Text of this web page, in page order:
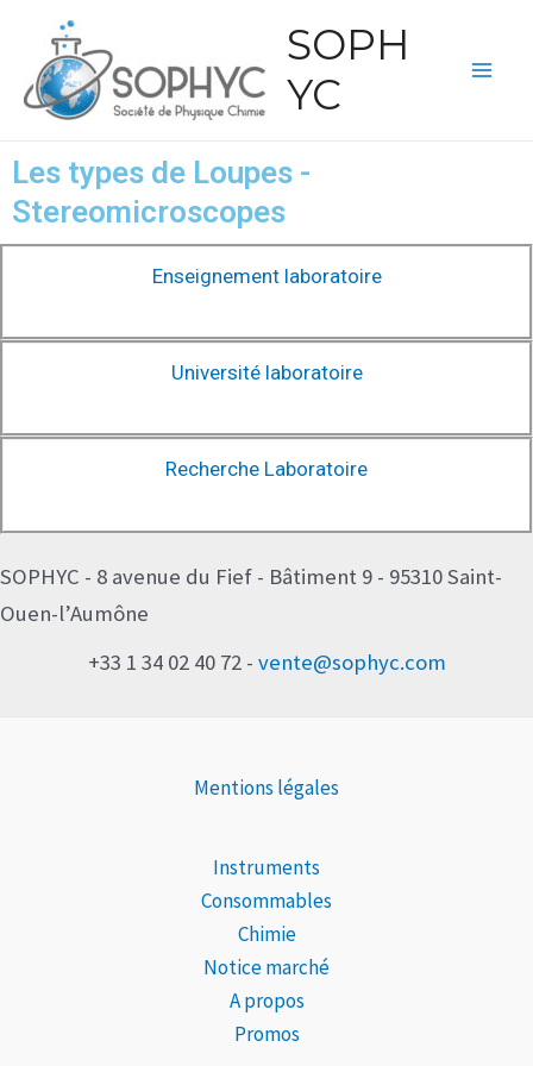
SOPH
YC
Les types de Loupes -
Stereomicroscopes
Enseignement laboratoire
Université laboratoire
Recherche Laboratoire
SOPHYC - 8 avenue du Fief - Bâtiment 9 - 95310 Saint-
Ouen-l’Aumône
+33 1 34 02 40 72 - vente@sophyc.com
Mentions légales
Instruments
Consommables
Chimie
Notice marché
A propos
Promos